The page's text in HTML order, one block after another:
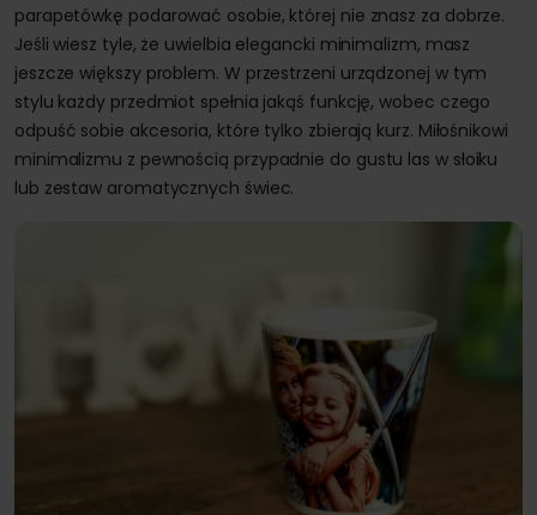
parapetówkę podarować osobie, której nie znasz za dobrze.
Jeśli wiesz tyle, że uwielbia elegancki minimalizm, masz
jeszcze większy problem. W przestrzeni urządzonej w tym
stylu każdy przedmiot spełnia jakąś funkcję, wobec czego
odpuść sobie akcesoria, które tylko zbierają kurz. Miłośnikowi
minimalizmu z pewnością przypadnie do gustu las w słoiku
lub zestaw aromatycznych świec.